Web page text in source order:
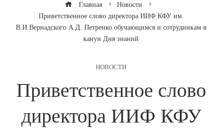
Главная
Новости
Приветственное слово директора ИИФ КФУ им.
В.И.Вернадского А.Д. Петренко обучающимся и сотрудникам в
канун Дня знаний
НОВОСТИ
Приветственное слово
директора ИИФ КФУ